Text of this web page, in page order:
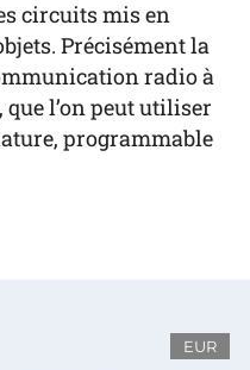
circuits mis en
Précisément la
radio à
l’on peut utiliser
programmable
EUR